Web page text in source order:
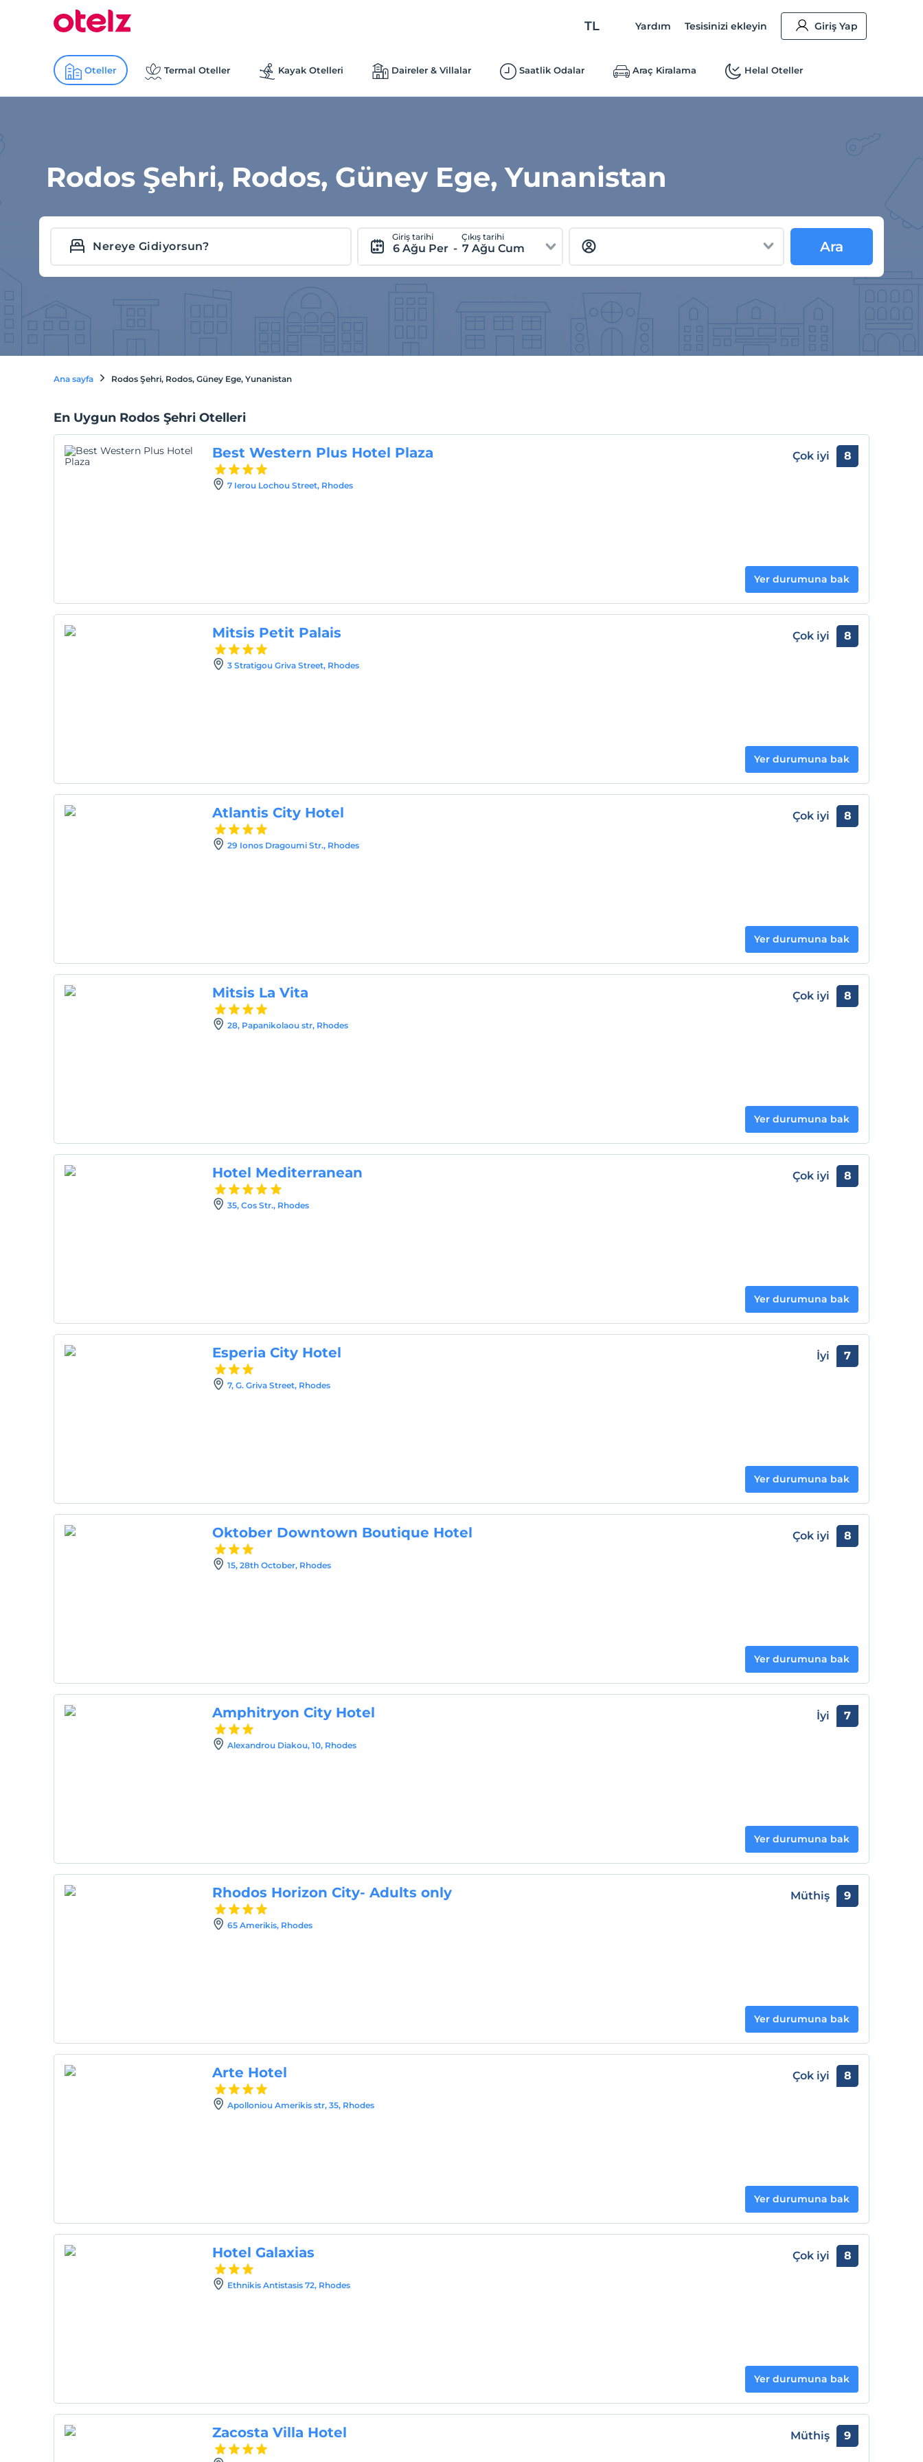
TL Yardım Tesisinizi ekleyin Giriş Yap
Oteller Termal Oteller Kayak Otelleri Daireler & Villalar Saatlik Odalar Araç Kiralama Helal Oteller
Rodos Şehri, Rodos, Güney Ege, Yunanistan
Giriş tarihi
6 Ağu Per -
Çıkış tarihi
7 Ağu Cum Ara
Ana sayfa Rodos Şehri, Rodos, Güney Ege, Yunanistan
En Uygun Rodos Şehri Otelleri
Best Western Plus Hotel Plaza
7 Ierou Lochou Street, Rhodes
Çok iyi 8
Yer durumuna bak
Mitsis Petit Palais
3 Stratigou Griva Street, Rhodes
Çok iyi 8
Yer durumuna bak
Atlantis City Hotel
29 Ionos Dragoumi Str., Rhodes
Çok iyi 8
Yer durumuna bak
Mitsis La Vita
28, Papanikolaou str, Rhodes
Çok iyi 8
Yer durumuna bak
Hotel Mediterranean
35, Cos Str., Rhodes
Çok iyi 8
Yer durumuna bak
Esperia City Hotel
7, G. Griva Street, Rhodes
İyi 7
Yer durumuna bak
Oktober Downtown Boutique Hotel
15, 28th October, Rhodes
Çok iyi 8
Yer durumuna bak
Amphitryon City Hotel
Alexandrou Diakou, 10, Rhodes
İyi 7
Yer durumuna bak
Rhodos Horizon City- Adults only
65 Amerikis, Rhodes
Müthiş 9
Yer durumuna bak
Arte Hotel
Apolloniou Amerikis str, 35, Rhodes
Çok iyi 8
Yer durumuna bak
Hotel Galaxias
Ethnikis Antistasis 72, Rhodes
Çok iyi 8
Yer durumuna bak
Zacosta Villa Hotel Müthiş 9